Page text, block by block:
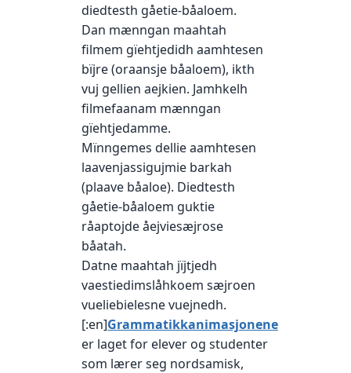
diedtesth gåetie-båaloem.
Dan mænngan maahtah
filmem gïehtjedidh aamhtesen
bïjre (oraansje båaloem), ikth
vuj gellien aejkien. Jamhkelh
filmefaanam mænngan
gïehtjedamme.
Mïnngemes dellie aamhtesen
laavenjassigujmie barkah
(plaave båaloe). Diedtesth
gåetie-båaloem guktie
råaptojde åejviesæjrose
båatah.
Datne maahtah jïjtjedh
vaestiedimslåhkoem sæjroen
vueliebielesne vuejnedh.
[:en]Grammatikkanimasjonene
er laget for elever og studenter
som lærer seg nordsamisk,